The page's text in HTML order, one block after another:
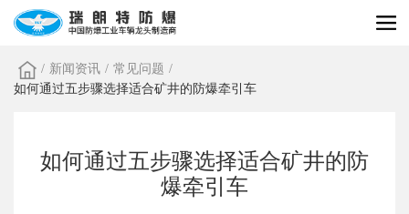
/ 新闻资讯 / 常见问题 /
如何通过五步骤选择适合矿井的防爆牵引车
如何通过五步骤选择适合矿井的防
爆牵引车